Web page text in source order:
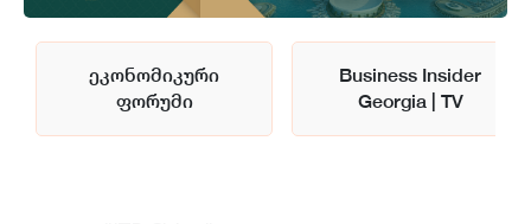
ეკონომიკური
ფორუმი
Business Insider
Georgia | TV